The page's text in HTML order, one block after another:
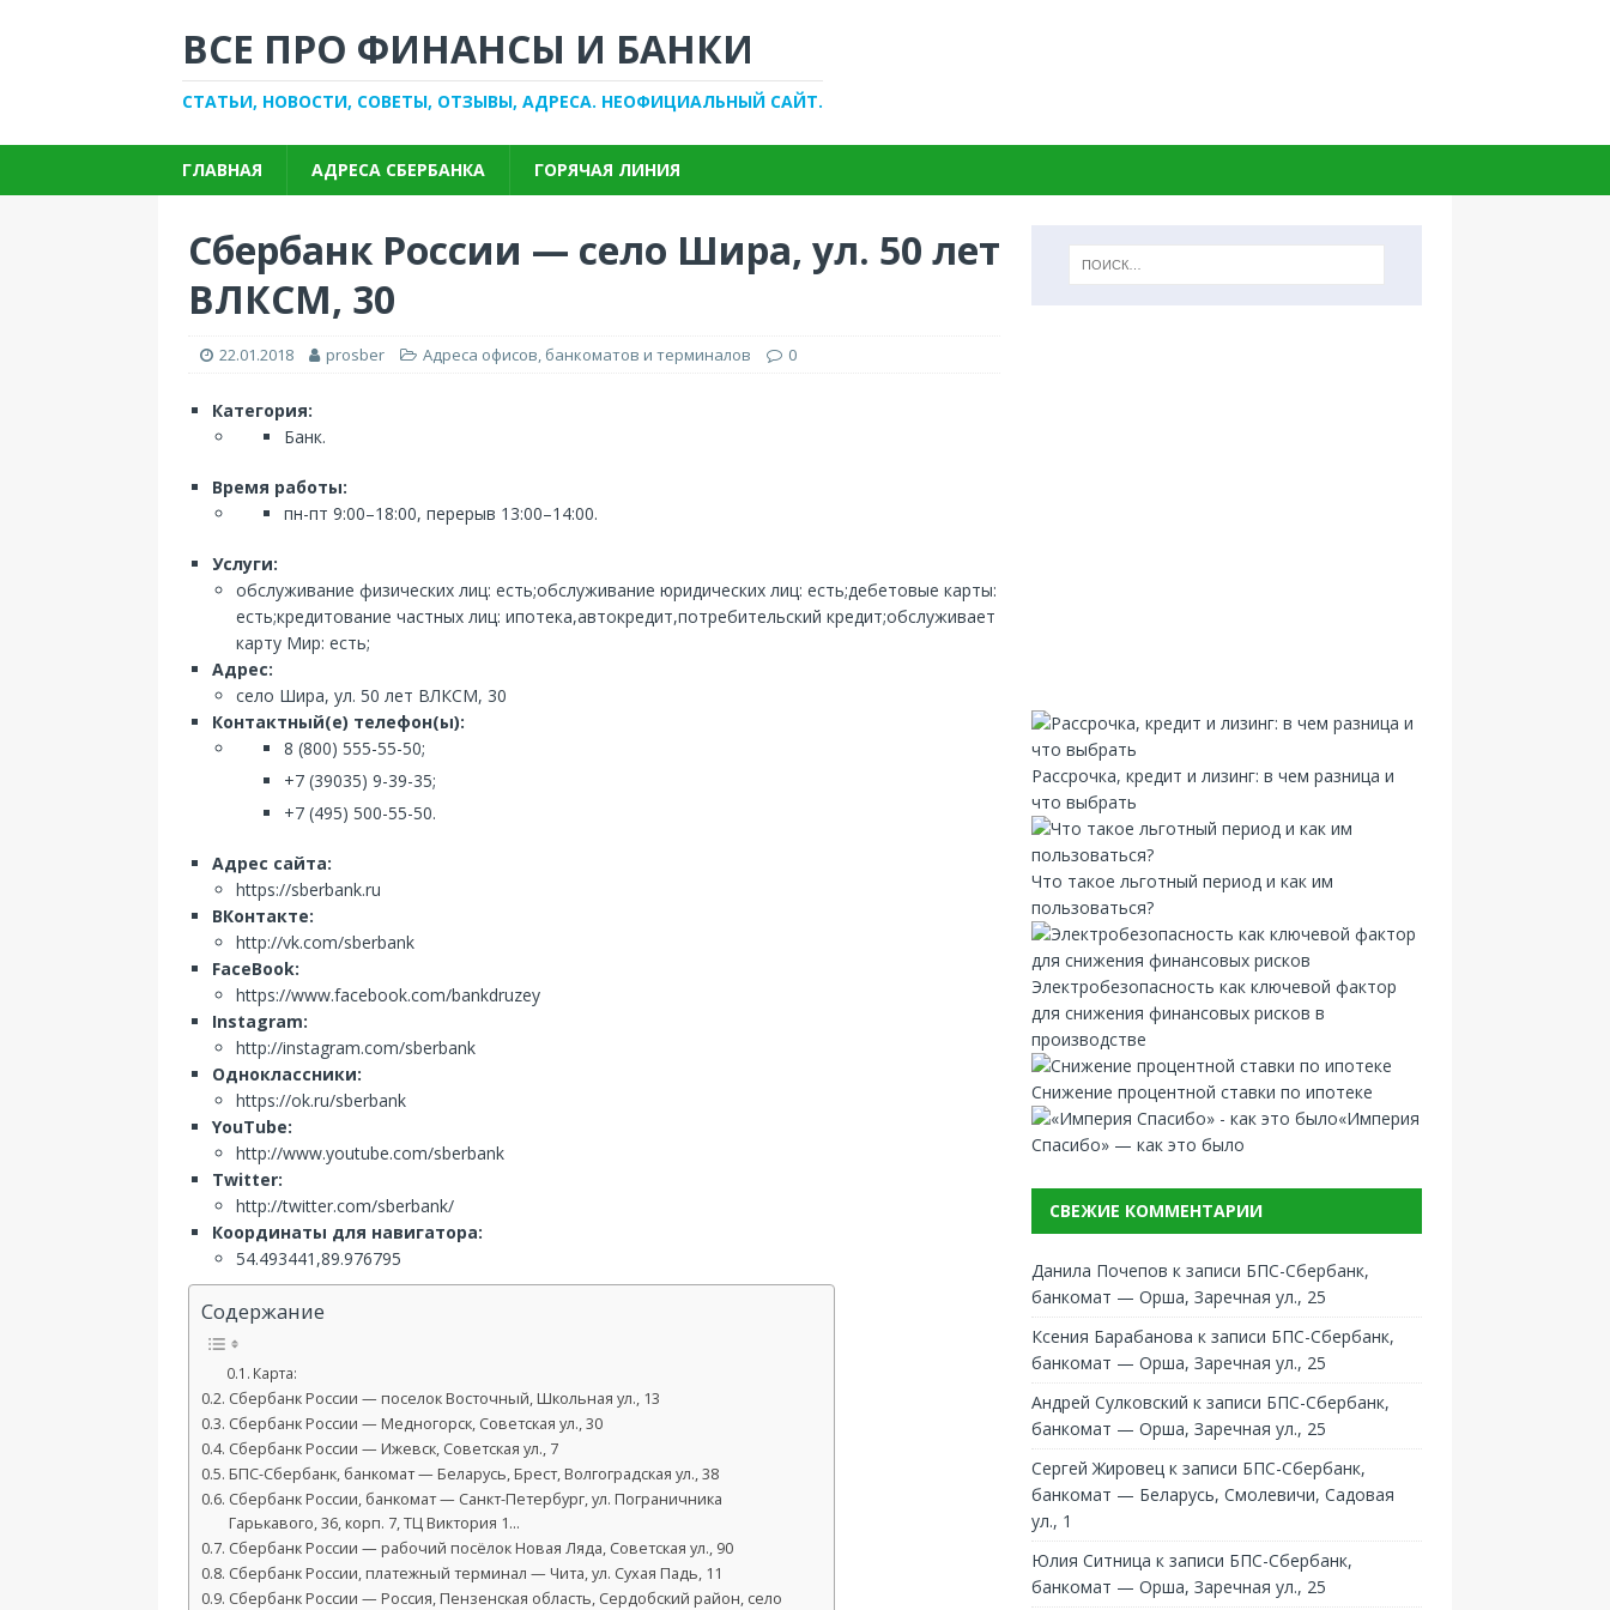
ВСЕ ПРО ФИНАНСЫ И БАНКИ
СТАТЬИ, НОВОСТИ, СОВЕТЫ, ОТЗЫВЫ, АДРЕСА. НЕОФИЦИАЛЬНЫЙ САЙТ.
ГЛАВНАЯ АДРЕСА СБЕРБАНКА ГОРЯЧАЯ ЛИНИЯ
Сбербанк России — село Шира, ул. 50 лет
ВЛКСМ, 30
22.01.2018 prosber Адреса офисов, банкоматов и терминалов 0
Категория:
Банк.
Время работы:
пн-пт 9:00–18:00, перерыв 13:00–14:00.
Услуги:
обслуживание физических лиц: есть;обслуживание юридических лиц: есть;дебетовые карты:
есть;кредитование частных лиц: ипотека,автокредит,потребительский кредит;обслуживает
карту Мир: есть;
Адрес:
село Шира, ул. 50 лет ВЛКСМ, 30
Контактный(е) телефон(ы):
8 (800) 555-55-50;
+7 (39035) 9-39-35;
+7 (495) 500-55-50.
Адрес сайта:
https://sberbank.ru
ВКонтакте:
http://vk.com/sberbank
FaceBook:
https://www.facebook.com/bankdruzey
Instagram:
http://instagram.com/sberbank
Одноклассники:
https://ok.ru/sberbank
YouTube:
http://www.youtube.com/sberbank
Twitter:
http://twitter.com/sberbank/
Координаты для навигатора:
54.493441,89.976795
Содержание
Карта:
Сбербанк России — поселок Восточный, Школьная ул., 13
Сбербанк России — Медногорск, Советская ул., 30
Сбербанк России — Ижевск, Советская ул., 7
БПС-Сбербанк, банкомат — Беларусь, Брест, Волгоградская ул., 38
Сбербанк России, банкомат — Санкт-Петербург, ул. Пограничника
Гарькавого, 36, корп. 7, ТЦ Виктория 1…
Сбербанк России — рабочий посёлок Новая Ляда, Советская ул., 90
Сбербанк России, платежный терминал — Чита, ул. Сухая Падь, 11
Сбербанк России — Россия, Пензенская область, Сердобский район, село
Рассрочка, кредит и лизинг: в чем разница и
что выбрать
Что такое льготный период и как им
пользоваться?
Электробезопасность как ключевой фактор
для снижения финансовых рисков в
производстве
Снижение процентной ставки по ипотеке
«Империя
Спасибо» — как это было
СВЕЖИЕ КОММЕНТАРИИ
Данила Почепов к записи БПС-Сбербанк,
банкомат — Орша, Заречная ул., 25
Ксения Барабанова к записи БПС-Сбербанк,
банкомат — Орша, Заречная ул., 25
Андрей Сулковский к записи БПС-Сбербанк,
банкомат — Орша, Заречная ул., 25
Сергей Жировец к записи БПС-Сбербанк,
банкомат — Беларусь, Смолевичи, Садовая
ул., 1
Юлия Ситница к записи БПС-Сбербанк,
банкомат — Орша, Заречная ул., 25